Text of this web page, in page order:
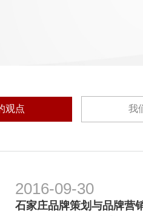
观点 我
2016-09-30
石家庄品牌策划与品牌营